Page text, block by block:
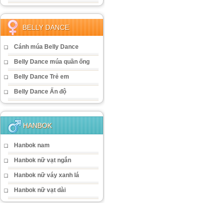
BELLY DANCE
Cánh múa Belly Dance
Belly Dance múa quần ống
Belly Dance Trẻ em
Belly Dance Ấn độ
HANBOK
Hanbok nam
Hanbok nữ vạt ngắn
Hanbok nữ váy xanh lá
Hanbok nữ vạt dài